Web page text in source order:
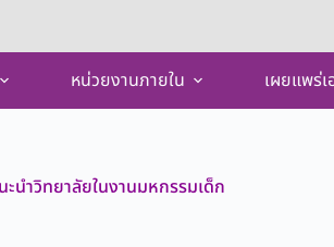
หน่วยงานภายใน เผยแพร่เ
นำวิทยาลัยในงานมหกรรมเด็ก